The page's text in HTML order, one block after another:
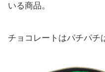
いる商品。
チョコレートはパチパチ